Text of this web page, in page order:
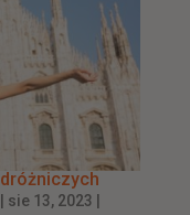
| sie 13, 2023 |